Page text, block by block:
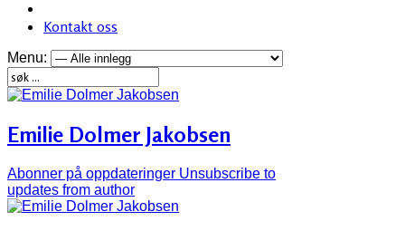
Kontakt oss
Menu:
Emilie Dolmer Jakobsen
Abonner på oppdateringer Unsubscribe to
updates from author